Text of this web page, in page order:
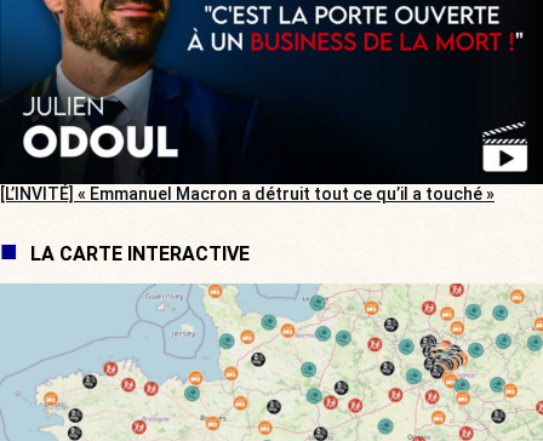
[L’INVITÉ] « Emmanuel Macron a détruit tout ce qu’il a touché »
LA CARTE INTERACTIVE